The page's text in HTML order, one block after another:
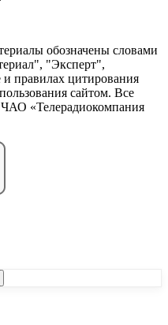
обозначены словами
"Эксперт",
правилах цитирования
сайтом. Все
«Телерадиокомпания